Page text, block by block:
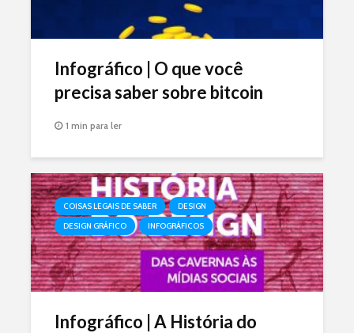
Infográfico | O que você
precisa saber sobre bitcoin
1 min para ler
COISAS LEGAIS DE SABER
DESIGN
DESIGN GRÁFICO
INFOGRÁFICOS
Infográfico | A História do